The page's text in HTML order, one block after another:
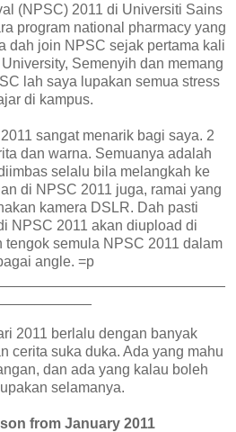
(NPSC) 2011 di Universiti Sains
program national pharmacy yang
dah join NPSC sejak pertama kali
Semenyih dan memang
lah saya lupakan semua stress
di kampus.
sangat menarik bagi saya. 2
dan warna. Semuanya adalah
selalu bila melangkah ke
di NPSC 2011 juga, ramai yang
kamera DSLR. Dah pasti
NPSC 2011 akan diupload di
tengok semula NPSC 2011 dalam
angle. =p
2011 berlalu dengan banyak
cerita suka duka. Ada yang mahu
dan ada yang kalau boleh
selamanya.
from January 2011